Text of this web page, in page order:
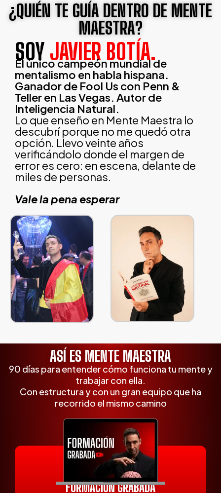
¿QUIÉN TE GUÍA DENTRO DE MENTE
MAESTRA?
SOY JAVIER BOTÍA.
El único campeón mundial de
mentalismo en habla hispana.
Ganador de Fool Us con Penn &
Teller en Las Vegas. Autor de
Inteligencia Natural.
Lo que enseño en Mente Maestra lo
descubrí porque no me quedó otra
opción. Llevo veinte años
verificándolo donde el margen de
error es cero: en escena, delante de
miles de personas.
Vale la pena esperar
ASÍ ES MENTE MAESTRA
90 días para entender cómo funciona tu mente y
trabajar con ella.
Con estructura y con un gran equipo que ha
recorrido el mismo camino
FORMACIÓN GRABADA